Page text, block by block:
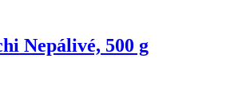
Nepálivé, 500 g